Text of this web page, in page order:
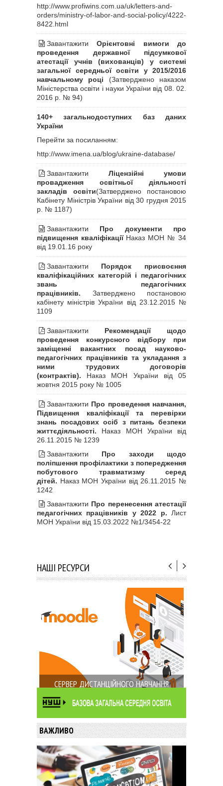
http://www.profiwins.com.ua/uk/letters-and-
orders/ministry-of-labor-and-social-policy/4222-
8422.html
ЗавантажитиОрієнтовні вимоги до
проведення державної підсумкової
атестації учнів (вихованців) у системі
загальної середньої освіти у 2015/2016
навчальному році (Затверджено наказом
Міністерства освіти і науки України від 08. 02.
2016 р. № 94)
140+ загальнодоступних баз даних
України
Перейти за посиланням:
http://www.imena.ua/blog/ukraine-database/
Завантажити
Ліцензійні умови
провадження освітньої діяльності
закладів освіти(Затверджено постановою
Кабінету Міністрів України від 30 грудня 2015
р. № 1187)
Завантажити
Про документи про
підвищення кваліфікації Наказ МОН № 34
від 19.01.16 року
Завантажити Порядок присвоєння
кваліфікаційних категорій і педагогічних
звань педагогічних
працівників. Затверджено постановою
кабінету міністрів України від 23.12.2015 №
1109
Завантажити Рекомендації щодо
проведення конкурсного відбору при
заміщенні вакантних посад науково-
педагогічних працівників та укладання з
ними трудових договорів
(контрактів). Наказ МОН України від 05
жовтня 2015 року № 1005
Завантажити Про проведення навчання,
Підвищення кваліфікації та перевірки
знань посадових осіб з питань безпеки
життєдіяльності. Наказ МОН України від
26.11.2015 № 1239
Завантажити Про заходи щодо
поліпшення профілактики з попередження
побутового травматизму серед
дітей. Наказ МОН України від 26.11.2015 №
1242
Завантажити Про перенесення атестації
педагогічних працівників у 2022 р. Лист
МОН України від 15.03.2022 №1/3454-22
НАШІ РЕСУРСИ
СЕРВЕР ДИСТАНЦІЙНОГО НАВЧАННЯ
ВАЖЛИВО